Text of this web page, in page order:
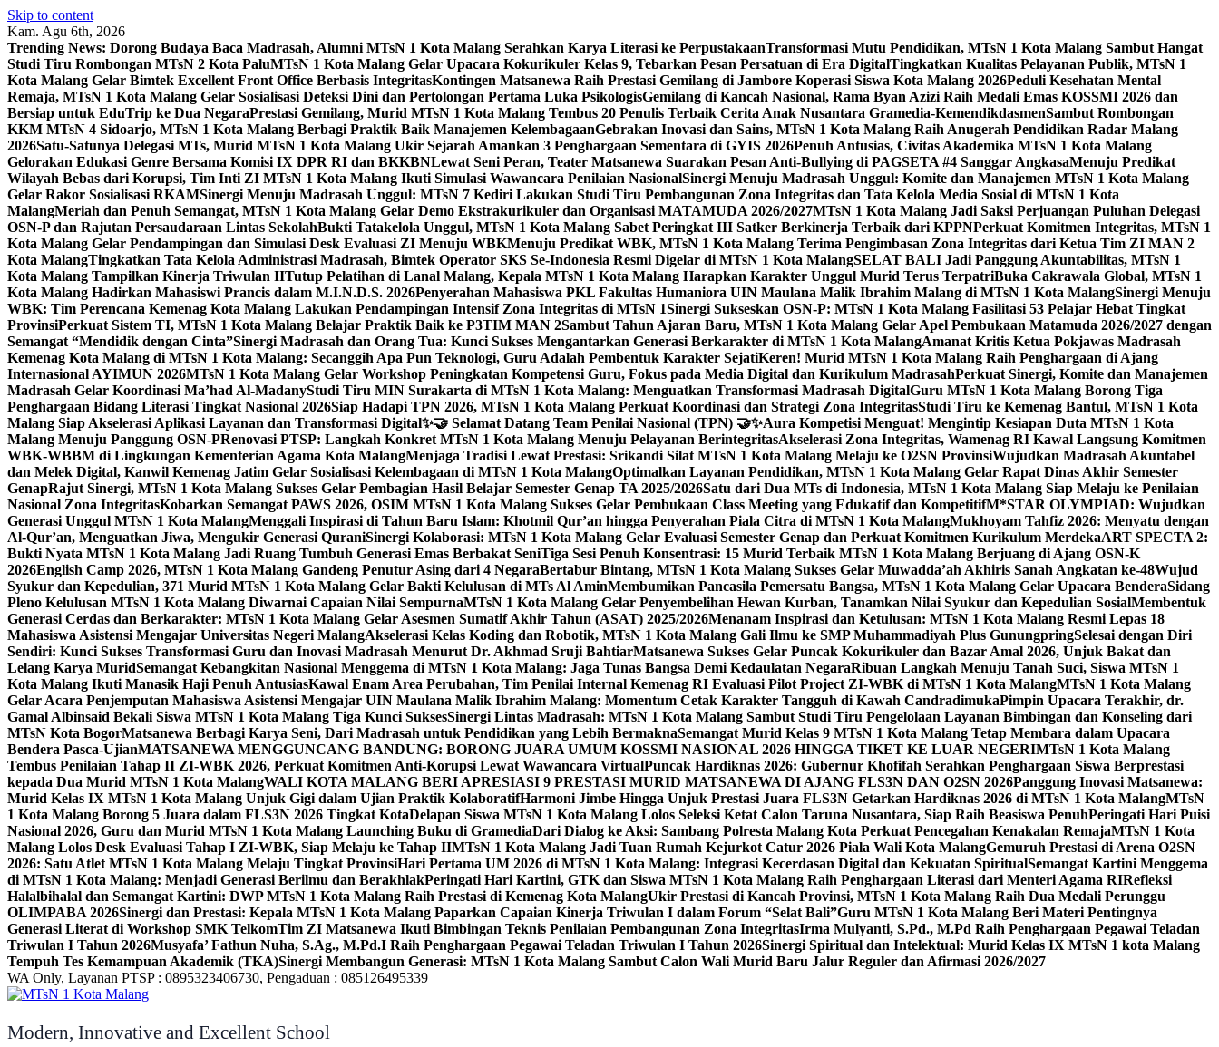
Skip to content
Kam. Agu 6th, 2026
Trending News: Dorong Budaya Baca Madrasah, Alumni MTsN 1 Kota Malang Serahkan Karya Literasi ke PerpustakaanTransformasi Mutu Pendidikan, MTsN 1 Kota Malang Sambut Hangat
Studi Tiru Rombongan MTsN 2 Kota PaluMTsN 1 Kota Malang Gelar Upacara Kokurikuler Kelas 9, Tebarkan Pesan Persatuan di Era DigitalTingkatkan Kualitas Pelayanan Publik, MTsN 1
Kota Malang Gelar Bimtek Excellent Front Office Berbasis IntegritasKontingen Matsanewa Raih Prestasi Gemilang di Jambore Koperasi Siswa Kota Malang 2026Peduli Kesehatan Mental
Remaja, MTsN 1 Kota Malang Gelar Sosialisasi Deteksi Dini dan Pertolongan Pertama Luka PsikologisGemilang di Kancah Nasional, Rama Byan Azizi Raih Medali Emas KOSSMI 2026 dan
Bersiap untuk EduTrip ke Dua NegaraPrestasi Gemilang, Murid MTsN 1 Kota Malang Tembus 20 Penulis Terbaik Cerita Anak Nusantara Gramedia-KemendikdasmenSambut Rombongan
KKM MTsN 4 Sidoarjo, MTsN 1 Kota Malang Berbagi Praktik Baik Manajemen KelembagaanGebrakan Inovasi dan Sains, MTsN 1 Kota Malang Raih Anugerah Pendidikan Radar Malang
2026Satu-Satunya Delegasi MTs, Murid MTsN 1 Kota Malang Ukir Sejarah Amankan 3 Penghargaan Sementara di GYIS 2026Penuh Antusias, Civitas Akademika MTsN 1 Kota Malang
Gelorakan Edukasi Genre Bersama Komisi IX DPR RI dan BKKBNLewat Seni Peran, Teater Matsanewa Suarakan Pesan Anti-Bullying di PAGSETA #4 Sanggar AngkasaMenuju Predikat
Wilayah Bebas dari Korupsi, Tim Inti ZI MTsN 1 Kota Malang Ikuti Simulasi Wawancara Penilaian NasionalSinergi Menuju Madrasah Unggul: Komite dan Manajemen MTsN 1 Kota Malang
Gelar Rakor Sosialisasi RKAMSinergi Menuju Madrasah Unggul: MTsN 7 Kediri Lakukan Studi Tiru Pembangunan Zona Integritas dan Tata Kelola Media Sosial di MTsN 1 Kota
MalangMeriah dan Penuh Semangat, MTsN 1 Kota Malang Gelar Demo Ekstrakurikuler dan Organisasi MATAMUDA 2026/2027MTsN 1 Kota Malang Jadi Saksi Perjuangan Puluhan Delegasi
OSN-P dan Rajutan Persaudaraan Lintas SekolahBukti Tatakelola Unggul, MTsN 1 Kota Malang Sabet Peringkat III Satker Berkinerja Terbaik dari KPPNPerkuat Komitmen Integritas, MTsN 1
Kota Malang Gelar Pendampingan dan Simulasi Desk Evaluasi ZI Menuju WBKMenuju Predikat WBK, MTsN 1 Kota Malang Terima Pengimbasan Zona Integritas dari Ketua Tim ZI MAN 2
Kota MalangTingkatkan Tata Kelola Administrasi Madrasah, Bimtek Operator SKS Se-Indonesia Resmi Digelar di MTsN 1 Kota MalangSELAT BALI Jadi Panggung Akuntabilitas, MTsN 1
Kota Malang Tampilkan Kinerja Triwulan IITutup Pelatihan di Lanal Malang, Kepala MTsN 1 Kota Malang Harapkan Karakter Unggul Murid Terus TerpatriBuka Cakrawala Global, MTsN 1
Kota Malang Hadirkan Mahasiswi Prancis dalam M.I.N.D.S. 2026Penyerahan Mahasiswa PKL Fakultas Humaniora UIN Maulana Malik Ibrahim Malang di MTsN 1 Kota MalangSinergi Menuju
WBK: Tim Perencana Kemenag Kota Malang Lakukan Pendampingan Intensif Zona Integritas di MTsN 1Sinergi Sukseskan OSN-P: MTsN 1 Kota Malang Fasilitasi 53 Pelajar Hebat Tingkat
ProvinsiPerkuat Sistem TI, MTsN 1 Kota Malang Belajar Praktik Baik ke P3TIM MAN 2Sambut Tahun Ajaran Baru, MTsN 1 Kota Malang Gelar Apel Pembukaan Matamuda 2026/2027 dengan
Semangat “Mendidik dengan Cinta”Sinergi Madrasah dan Orang Tua: Kunci Sukses Mengantarkan Generasi Berkarakter di MTsN 1 Kota MalangAmanat Kritis Ketua Pokjawas Madrasah
Kemenag Kota Malang di MTsN 1 Kota Malang: Secanggih Apa Pun Teknologi, Guru Adalah Pembentuk Karakter SejatiKeren! Murid MTsN 1 Kota Malang Raih Penghargaan di Ajang
Internasional AYIMUN 2026MTsN 1 Kota Malang Gelar Workshop Peningkatan Kompetensi Guru, Fokus pada Media Digital dan Kurikulum MadrasahPerkuat Sinergi, Komite dan Manajemen
Madrasah Gelar Koordinasi Ma’had Al-MadanyStudi Tiru MIN Surakarta di MTsN 1 Kota Malang: Menguatkan Transformasi Madrasah DigitalGuru MTsN 1 Kota Malang Borong Tiga
Penghargaan Bidang Literasi Tingkat Nasional 2026Siap Hadapi TPN 2026, MTsN 1 Kota Malang Perkuat Koordinasi dan Strategi Zona IntegritasStudi Tiru ke Kemenag Bantul, MTsN 1 Kota
Malang Siap Akselerasi Aplikasi Layanan dan Transformasi Digital✨🤝 Selamat Datang Team Penilai Nasional (TPN) 🤝✨Aura Kompetisi Menguat! Mengintip Kesiapan Duta MTsN 1 Kota
Malang Menuju Panggung OSN-PRenovasi PTSP: Langkah Konkret MTsN 1 Kota Malang Menuju Pelayanan BerintegritasAkselerasi Zona Integritas, Wamenag RI Kawal Langsung Komitmen
WBK-WBBM di Lingkungan Kementerian Agama Kota MalangMenjaga Tradisi Lewat Prestasi: Srikandi Silat MTsN 1 Kota Malang Melaju ke O2SN ProvinsiWujudkan Madrasah Akuntabel
dan Melek Digital, Kanwil Kemenag Jatim Gelar Sosialisasi Kelembagaan di MTsN 1 Kota MalangOptimalkan Layanan Pendidikan, MTsN 1 Kota Malang Gelar Rapat Dinas Akhir Semester
GenapRajut Sinergi, MTsN 1 Kota Malang Sukses Gelar Pembagian Hasil Belajar Semester Genap TA 2025/2026Satu dari Dua MTs di Indonesia, MTsN 1 Kota Malang Siap Melaju ke Penilaian
Nasional Zona IntegritasKobarkan Semangat PAWS 2026, OSIM MTsN 1 Kota Malang Sukses Gelar Pembukaan Class Meeting yang Edukatif dan KompetitifM*STAR OLYMPIAD: Wujudkan
Generasi Unggul MTsN 1 Kota MalangMenggali Inspirasi di Tahun Baru Islam: Khotmil Qur’an hingga Penyerahan Piala Citra di MTsN 1 Kota MalangMukhoyam Tahfiz 2026: Menyatu dengan
Al-Qur’an, Menguatkan Jiwa, Mengukir Generasi QuraniSinergi Kolaborasi: MTsN 1 Kota Malang Gelar Evaluasi Semester Genap dan Perkuat Komitmen Kurikulum MerdekaART SPECTA 2:
Bukti Nyata MTsN 1 Kota Malang Jadi Ruang Tumbuh Generasi Emas Berbakat SeniTiga Sesi Penuh Konsentrasi: 15 Murid Terbaik MTsN 1 Kota Malang Berjuang di Ajang OSN-K
2026English Camp 2026, MTsN 1 Kota Malang Gandeng Penutur Asing dari 4 NegaraBertabur Bintang, MTsN 1 Kota Malang Sukses Gelar Muwadda’ah Akhiris Sanah Angkatan ke-48Wujud
Syukur dan Kepedulian, 371 Murid MTsN 1 Kota Malang Gelar Bakti Kelulusan di MTs Al AminMembumikan Pancasila Pemersatu Bangsa, MTsN 1 Kota Malang Gelar Upacara BenderaSidang
Pleno Kelulusan MTsN 1 Kota Malang Diwarnai Capaian Nilai SempurnaMTsN 1 Kota Malang Gelar Penyembelihan Hewan Kurban, Tanamkan Nilai Syukur dan Kepedulian SosialMembentuk
Generasi Cerdas dan Berkarakter: MTsN 1 Kota Malang Gelar Asesmen Sumatif Akhir Tahun (ASAT) 2025/2026Menanam Inspirasi dan Ketulusan: MTsN 1 Kota Malang Resmi Lepas 18
Mahasiswa Asistensi Mengajar Universitas Negeri MalangAkselerasi Kelas Koding dan Robotik, MTsN 1 Kota Malang Gali Ilmu ke SMP Muhammadiyah Plus GunungpringSelesai dengan Diri
Sendiri: Kunci Sukses Transformasi Guru dan Inovasi Madrasah Menurut Dr. Akhmad Sruji BahtiarMatsanewa Sukses Gelar Puncak Kokurikuler dan Bazar Amal 2026, Unjuk Bakat dan
Lelang Karya MuridSemangat Kebangkitan Nasional Menggema di MTsN 1 Kota Malang: Jaga Tunas Bangsa Demi Kedaulatan NegaraRibuan Langkah Menuju Tanah Suci, Siswa MTsN 1
Kota Malang Ikuti Manasik Haji Penuh AntusiasKawal Enam Area Perubahan, Tim Penilai Internal Kemenag RI Evaluasi Pilot Project ZI-WBK di MTsN 1 Kota MalangMTsN 1 Kota Malang
Gelar Acara Penjemputan Mahasiswa Asistensi Mengajar UIN Maulana Malik Ibrahim Malang: Momentum Cetak Karakter Tangguh di Kawah CandradimukaPimpin Upacara Terakhir, dr.
Gamal Albinsaid Bekali Siswa MTsN 1 Kota Malang Tiga Kunci SuksesSinergi Lintas Madrasah: MTsN 1 Kota Malang Sambut Studi Tiru Pengelolaan Layanan Bimbingan dan Konseling dari
MTsN Kota BogorMatsanewa Berbagi Karya Seni, Dari Madrasah untuk Pendidikan yang Lebih BermaknaSemangat Murid Kelas 9 MTsN 1 Kota Malang Tetap Membara dalam Upacara
Bendera Pasca-UjianMATSANEWA MENGGUNCANG BANDUNG: BORONG JUARA UMUM KOSSMI NASIONAL 2026 HINGGA TIKET KE LUAR NEGERIMTsN 1 Kota Malang
Tembus Penilaian Tahap II ZI-WBK 2026, Perkuat Komitmen Anti-Korupsi Lewat Wawancara VirtualPuncak Hardiknas 2026: Gubernur Khofifah Serahkan Penghargaan Siswa Berprestasi
kepada Dua Murid MTsN 1 Kota MalangWALI KOTA MALANG BERI APRESIASI 9 PRESTASI MURID MATSANEWA DI AJANG FLS3N DAN O2SN 2026Panggung Inovasi Matsanewa:
Murid Kelas IX MTsN 1 Kota Malang Unjuk Gigi dalam Ujian Praktik KolaboratifHarmoni Jimbe Hingga Unjuk Prestasi Juara FLS3N Getarkan Hardiknas 2026 di MTsN 1 Kota MalangMTsN
1 Kota Malang Borong 5 Juara dalam FLS3N 2026 Tingkat KotaDelapan Siswa MTsN 1 Kota Malang Lolos Seleksi Ketat Calon Taruna Nusantara, Siap Raih Beasiswa PenuhPeringati Hari Puisi
Nasional 2026, Guru dan Murid MTsN 1 Kota Malang Launching Buku di GramediaDari Dialog ke Aksi: Sambang Polresta Malang Kota Perkuat Pencegahan Kenakalan RemajaMTsN 1 Kota
Malang Lolos Desk Evaluasi Tahap I ZI-WBK, Siap Melaju ke Tahap IIMTsN 1 Kota Malang Jadi Tuan Rumah Kejurkot Catur 2026 Piala Wali Kota MalangGemuruh Prestasi di Arena O2SN
2026: Satu Atlet MTsN 1 Kota Malang Melaju Tingkat ProvinsiHari Pertama UM 2026 di MTsN 1 Kota Malang: Integrasi Kecerdasan Digital dan Kekuatan SpiritualSemangat Kartini Menggema
di MTsN 1 Kota Malang: Menjadi Generasi Berilmu dan BerakhlakPeringati Hari Kartini, GTK dan Siswa MTsN 1 Kota Malang Raih Penghargaan Literasi dari Menteri Agama RIRefleksi
Halalbihalal dan Semangat Kartini: DWP MTsN 1 Kota Malang Raih Prestasi di Kemenag Kota MalangUkir Prestasi di Kancah Provinsi, MTsN 1 Kota Malang Raih Dua Medali Perunggu
OLIMPABA 2026Sinergi dan Prestasi: Kepala MTsN 1 Kota Malang Paparkan Capaian Kinerja Triwulan I dalam Forum “Selat Bali”Guru MTsN 1 Kota Malang Beri Materi Pentingnya
Generasi Literat di Workshop SMK TelkomTim ZI Matsanewa Ikuti Bimbingan Teknis Penilaian Pembangunan Zona IntegritasIrma Mulyanti, S.Pd., M.Pd Raih Penghargaan Pegawai Teladan
Triwulan I Tahun 2026Musyafa’ Fathun Nuha, S.Ag., M.Pd.I Raih Penghargaan Pegawai Teladan Triwulan I Tahun 2026Sinergi Spiritual dan Intelektual: Murid Kelas IX MTsN 1 kota Malang
Tempuh Tes Kemampuan Akademik (TKA)Sinergi Membangun Generasi: MTsN 1 Kota Malang Sambut Calon Wali Murid Baru Jalur Reguler dan Afirmasi 2026/2027
WA Only, Layanan PTSP : 0895323406730, Pengaduan : 085126495339
Modern, Innovative and Excellent School